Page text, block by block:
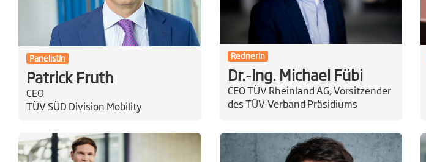
PanelistIn
Patrick Fruth
CEO
TÜV SÜD Division Mobility
RednerIn
Dr.-Ing. Michael Fübi
CEO TÜV Rheinland AG, Vorsitzender
des TÜV-Verband Präsidiums